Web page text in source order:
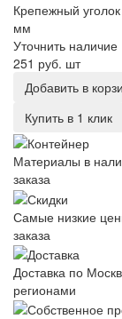
Крепежный
мм
Уточнить наличие
251 руб. шт
Добавить в
Купить в 1 клик
Материалы в
заказа
Самые низкие
заказа
Доставка по
регионами